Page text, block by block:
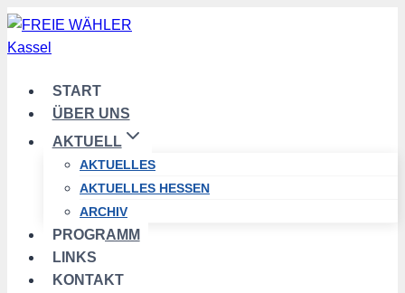
Zum
Inhalt
START
ÜBER UNS
AKTUELL
AKTUELLES
AKTUELLES HESSEN
ARCHIV
PROGRAMM
LINKS
KONTAKT